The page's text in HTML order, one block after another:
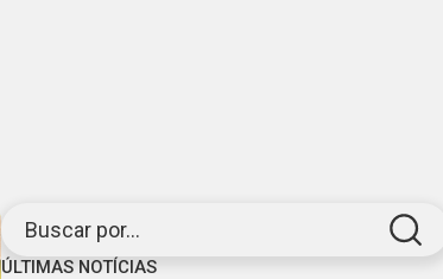
Buscar por...
ÚLTIMAS NOTÍCIAS